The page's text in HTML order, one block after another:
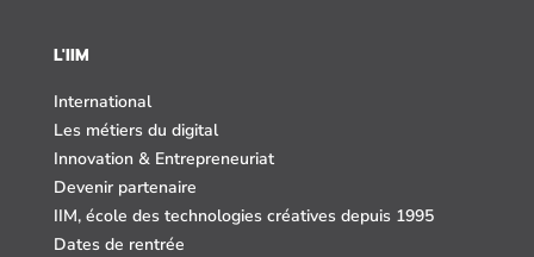
L'IIM
International
Les métiers du digital
Innovation & Entrepreneuriat
Devenir partenaire
IIM, école des technologies créatives depuis 1995
Dates de rentrée